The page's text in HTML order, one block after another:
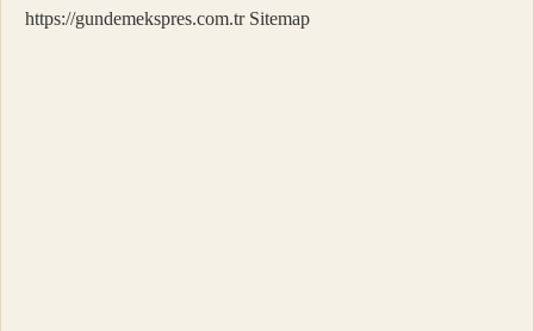
https://gundemekspres.com.tr Sitemap